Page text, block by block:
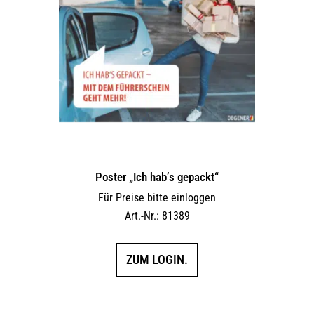
Poster „Ich hab’s gepackt“
Für Preise bitte einloggen
Art.-Nr.: 81389
ZUM LOGIN.